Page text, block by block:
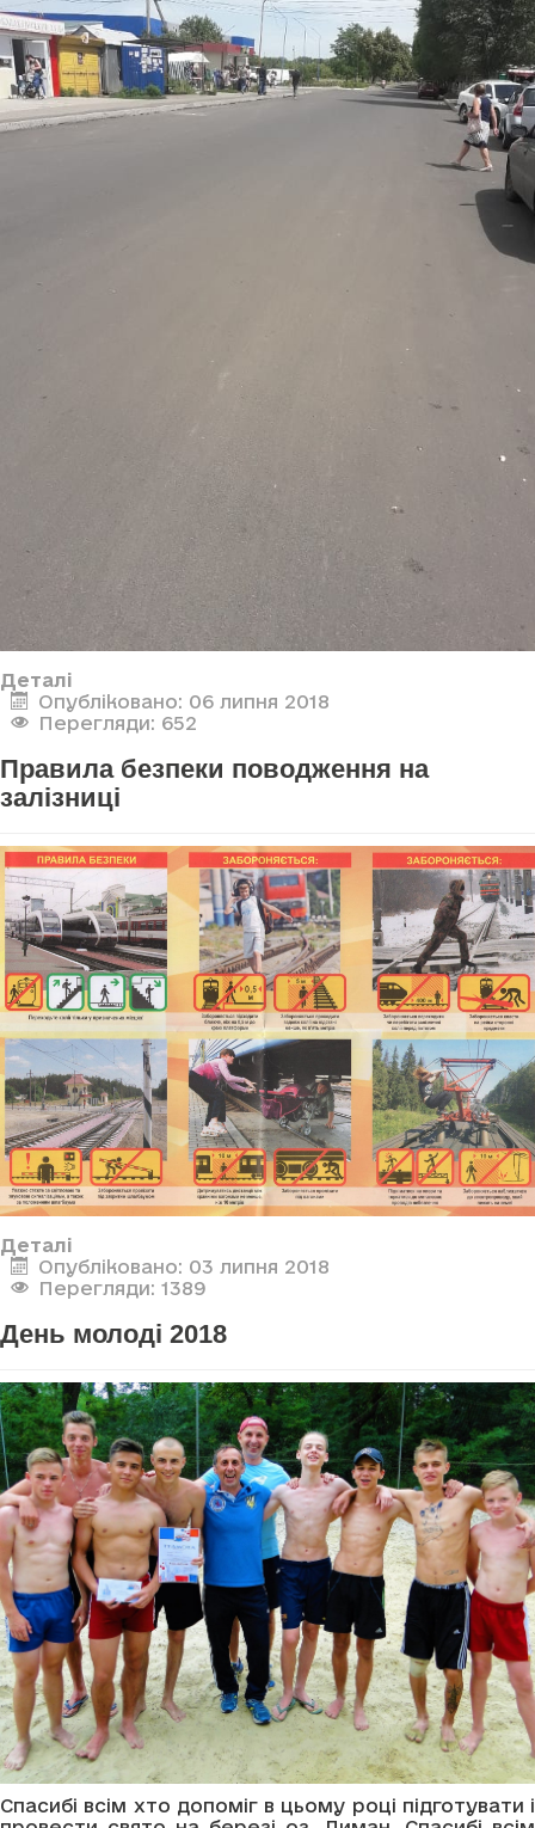
Деталі
Опубліковано: 06 липня 2018
Перегляди: 652
Правила безпеки поводження на
залізниці
Деталі
Опубліковано: 03 липня 2018
Перегляди: 1389
День молоді 2018
Спасибі всім хто допоміг в цьому році підготувати і